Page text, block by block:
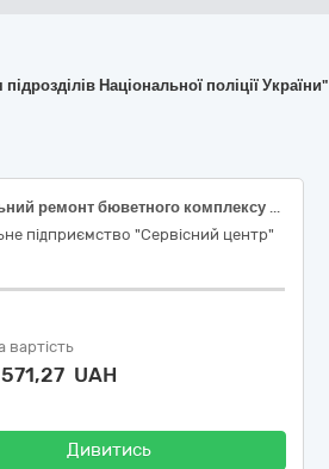
Національної поліції України"
«Капітальний ремонт бюветного комплексу за адресою: м. Одеса, сквер Мечникова» (коригування)
підприємство "Сервісний центр"
вартість
UAH
Дивитись